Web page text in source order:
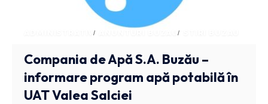
ADMINISTRATIV ANUNTURI BUZAU
Compania de Apă S.A. Buzău –
informare program apă potabilă în
UAT Valea Salciei